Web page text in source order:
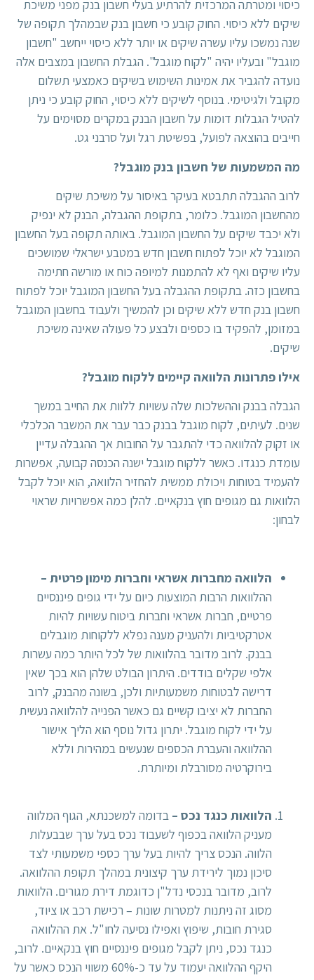
כיסוי ומטרתה המרכזית להרתיע בעלי חשבון בנק מפני משיכת
שיקים ללא כיסוי. החוק קובע כי חשבון בנק שבמהלך תקופה של
שנה נמשכו עליו עשרה שיקים או יותר ללא כיסוי ייחשב "חשבון
מוגבל" ובעליו יהיה "לקוח מוגבל". הגבלת החשבון במצבים אלה
נועדה להגביר את אמינות השימוש בשיקים כאמצעי תשלום
מקובל ולגיטימי. בנוסף לשיקים ללא כיסוי, החוק קובע כי ניתן
להטיל הגבלות דומות על חשבון הבנק במקרים מסוימים על
חייבים בהוצאה לפועל, בפשיטת רגל ועל סרבני גט.
מה המשמעות של חשבון בנק מוגבל?
לרוב ההגבלה תתבטא בעיקר באיסור על משיכת שיקים
מהחשבון המוגבל. כלומר, בתקופת ההגבלה, הבנק לא ינפיק
ולא יכבד שיקים על החשבון המוגבל. באותה תקופה בעל החשבון
המוגבל לא יוכל לפתוח חשבון חדש במטבע ישראלי שמושכים
עליו שיקים ואף לא להתמנות למיופה כוח או מורשה חתימה
בחשבון כזה. בתקופת ההגבלה בעל החשבון המוגבל יוכל לפתוח
חשבון בנק חדש ללא שיקים וכן להמשיך ולעבוד בחשבון המוגבל
במזומן, להפקיד בו כספים ולבצע כל פעולה שאינה משיכת
שיקים.
אילו פתרונות הלוואה קיימים ללקוח מוגבל?
הגבלה בבנק וההשלכות שלה עשויות ללוות את החייב במשך
שנים. לעיתים, לקוח מוגבל בבנק כבר עבר את המשבר הכלכלי
או זקוק להלוואה כדי להתגבר על החובות אך ההגבלה עדיין
עומדת כנגדו. כאשר ללקוח מוגבל ישנה הכנסה קבועה, אפשרות
להעמיד בטוחות ויכולת ממשית להחזיר הלוואה, הוא יוכל לקבל
הלוואות גם מגופים חוץ בנקאיים. להלן כמה אפשרויות שראוי
לבחון:
הלוואה מחברות אשראי וחברות מימון פרטית –
ההלוואות הרבות המוצעות כיום על ידי גופים פיננסיים
פרטיים, חברות אשראי וחברות ביטוח עשויות להיות
אטרקטיביות ולהעניק מענה נפלא ללקוחות מוגבלים
בבנק. לרוב מדובר בהלוואות של לכל היותר כמה עשרות
אלפי שקלים בודדים. היתרון הבולט שלהן הוא בכך שאין
דרישה לבטוחות משמעותיות ולכן, בשונה מהבנק, לרוב
החברות לא יציבו קשיים גם כאשר הפנייה להלוואה נעשית
על ידי לקוח מוגבל. יתרון גדול נוסף הוא הליך אישור
ההלוואה והעברת הכספים שנעשים במהירות וללא
בירוקרטיה מסורבלת ומיותרת.
הלוואות כנגד נכס – בדומה למשכנתא, הגוף המלווה
מעניק הלוואה בכפוף לשעבוד נכס בעל ערך שבבעלות
הלווה. הנכס צריך להיות בעל ערך כספי משמעותי לצד
סיכון נמוך לירידת ערך קיצונית במהלך תקופת ההלוואה.
לרוב, מדובר בנכסי נדל"ן כדוגמת דירת מגורים. הלוואות
מסוג זה ניתנות למטרות שונות – רכישת רכב או ציוד,
סגירת חובות, שיפוץ ואפילו נסיעה לחו"ל. את ההלוואה
כנגד נכס, ניתן לקבל מגופים פיננסיים חוץ בנקאיים. לרוב,
היקף ההלוואה יעמוד על עד כ-60% משווי הנכס כאשר על